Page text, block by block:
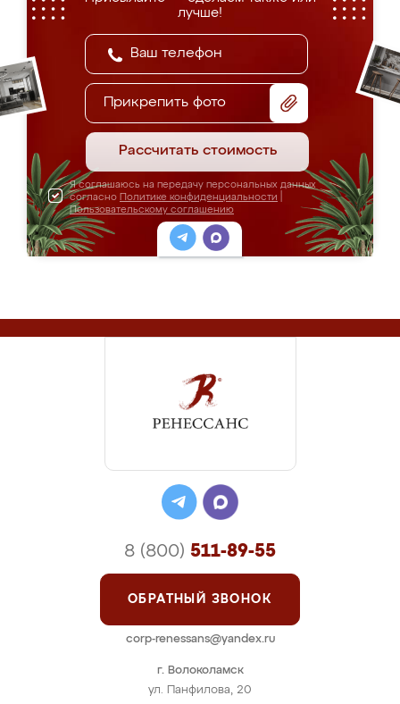
лучше!
Прикрепить фото
Рассчитать стоимость
Я соглашаюсь на передачу персональных данных
согласно Политике конфиденциальности
Пользовательскому соглашению
г. Волоколамск
ул. Панфилова, 20
8 (800) 511-89-55
ОБРАТНЫЙ ЗВОНОК
corp-renessans@yandex.ru